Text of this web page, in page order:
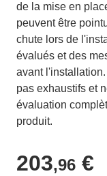
de la mise en
peuvent être
chute lors de
évalués et des
avant
pas exhaustifs et
évaluation
produit.
203,96 €